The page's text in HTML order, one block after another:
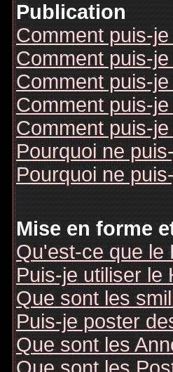
Publication
Comment puis-
Comment puis-
Comment puis-
Comment puis-
Comment puis-
Pourquoi ne
Pourquoi ne
Mise en forme
Qu'est-ce que le
Puis-je utiliser le
Que sont les
Puis-je poster
Que sont les